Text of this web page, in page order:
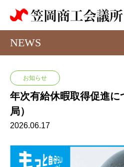
NEWS
お知らせ
年次有給休暇取得促進に
局）
2026.06.17